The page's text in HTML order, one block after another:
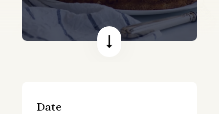
Date